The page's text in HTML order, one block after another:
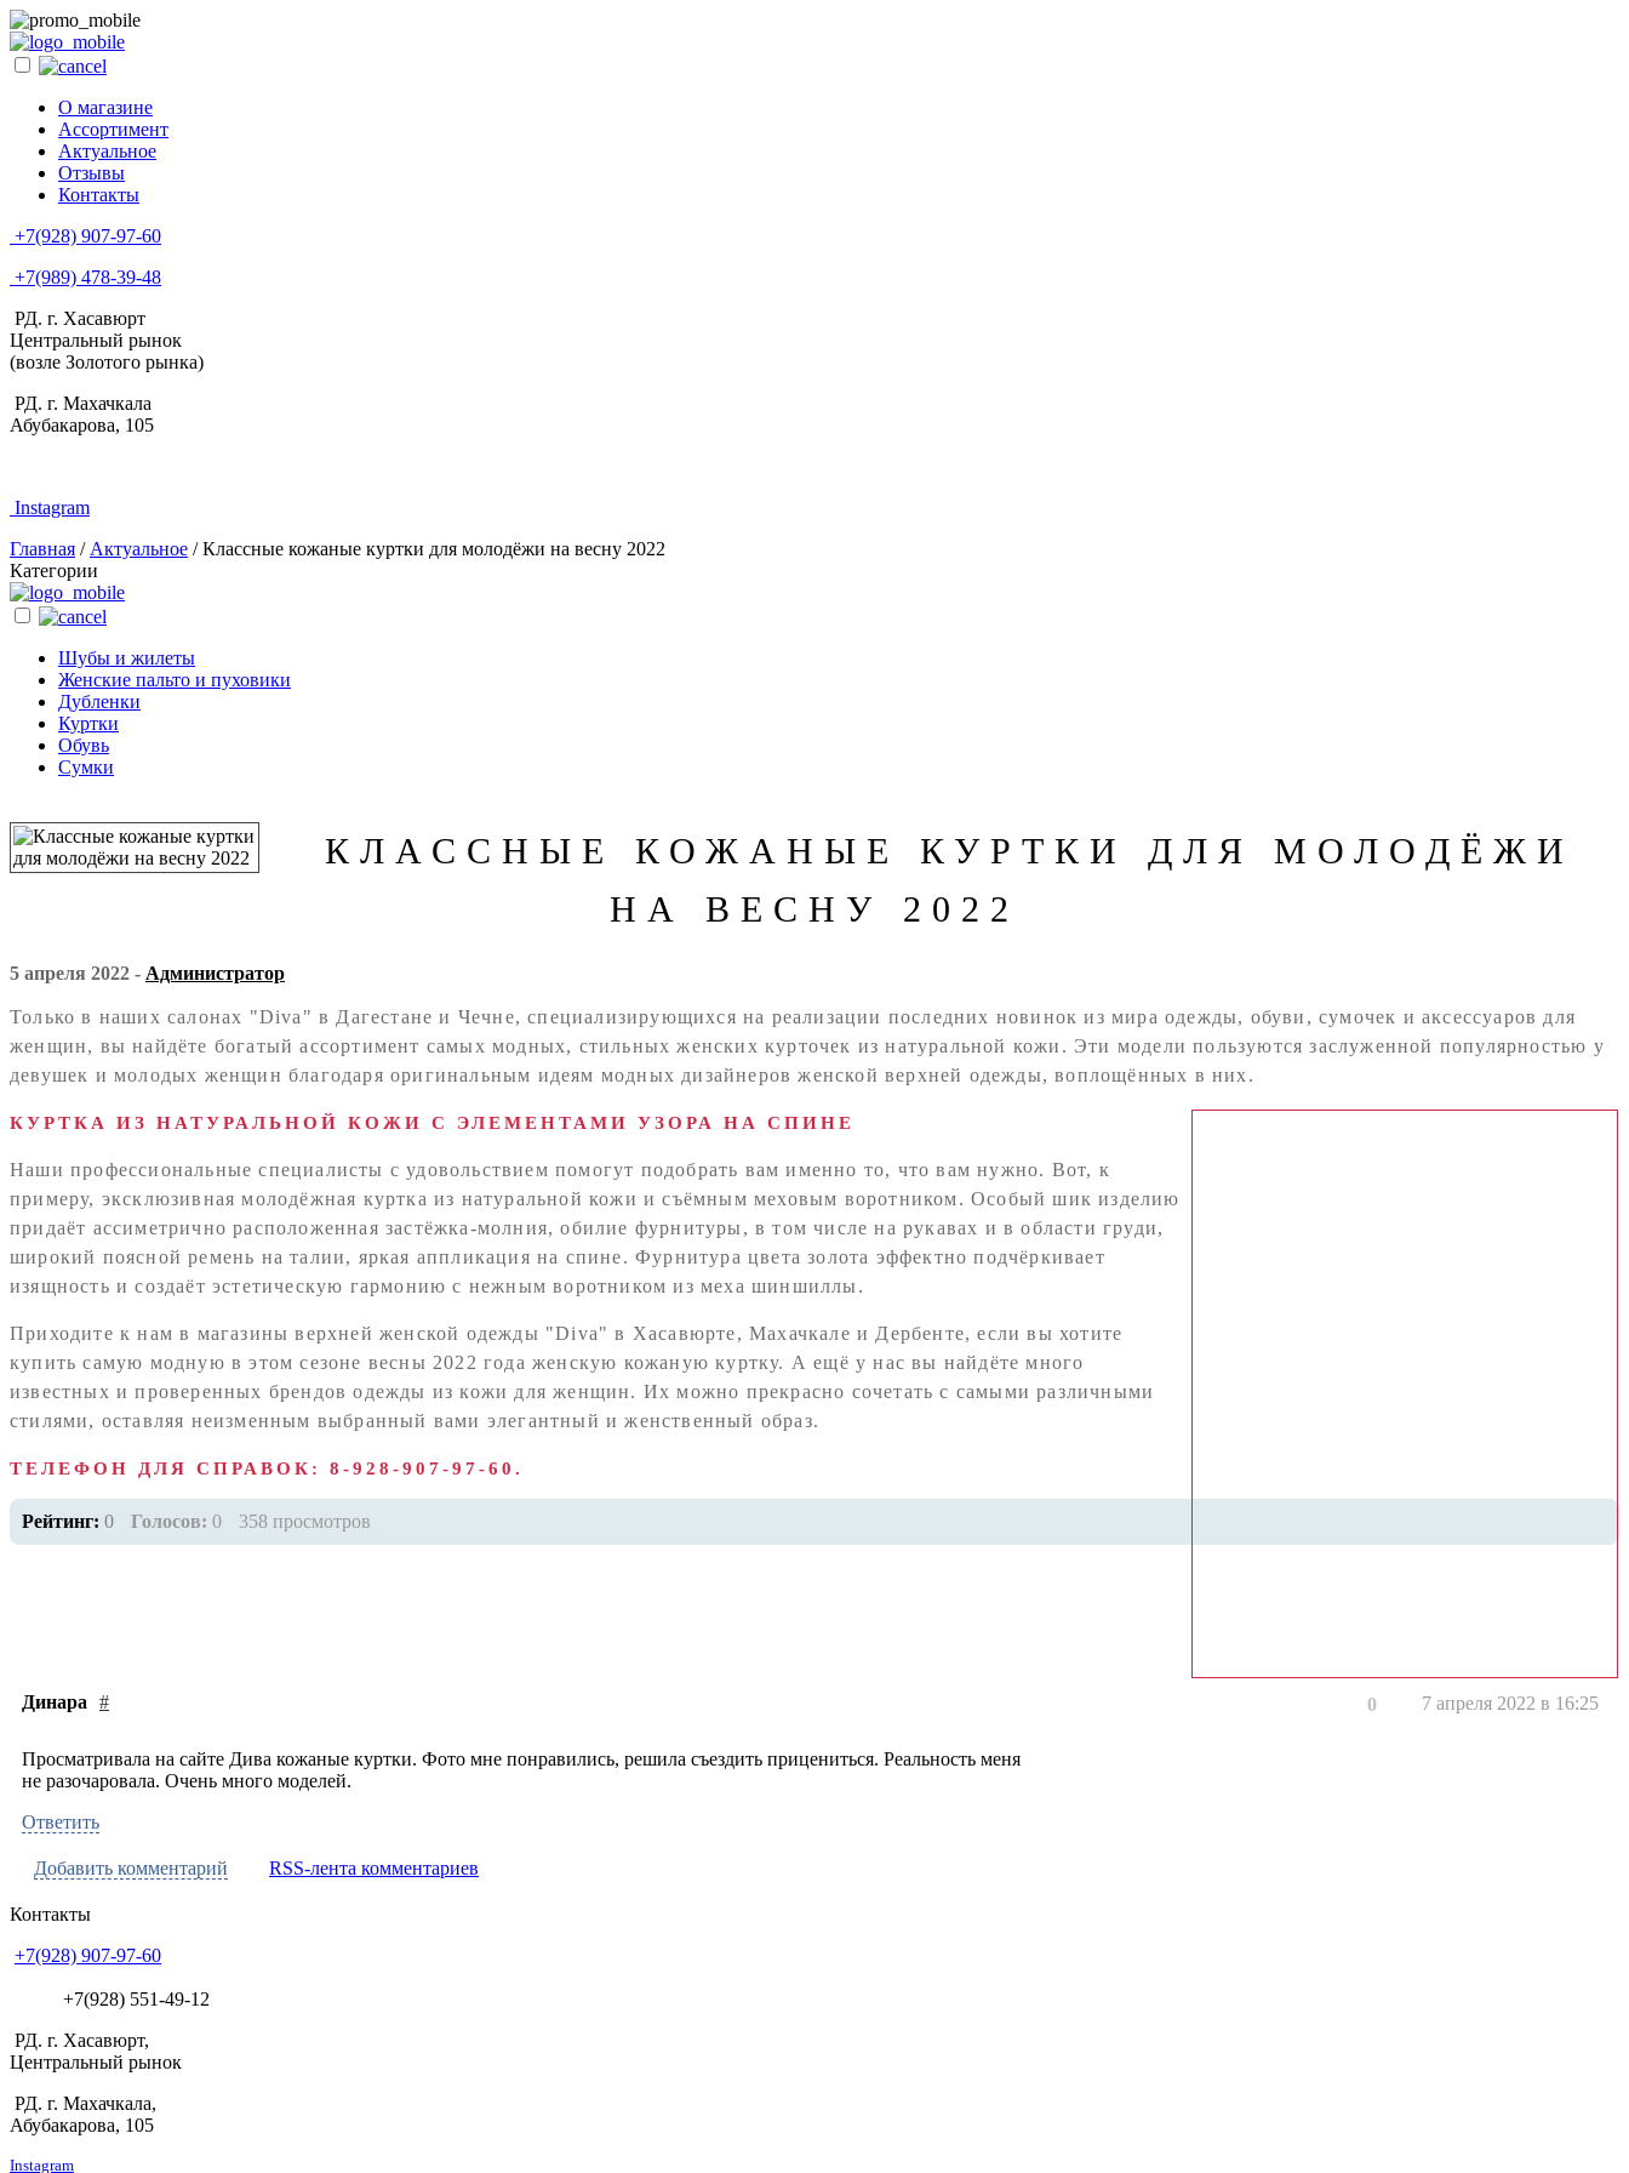
О магазине
Ассортимент
Актуальное
Отзывы
Контакты
+7(928) 907-97-60
+7(989) 478-39-48
РД. г. Хасавюрт
Центральный рынок
(возле Золотого рынка)
РД. г. Махачкала
Абубакарова, 105
Instagram
Главная / Актуальное /Классные кожаные куртки для молодёжи на весну 2022
Категории
Шубы и жилеты
Женские пальто и пуховики
Дубленки
Куртки
Обувь
Сумки
КЛАССНЫЕ КОЖАНЫЕ КУРТКИ ДЛЯ МОЛОДЁЖИ
НА ВЕСНУ 2022
5 апреля 2022 - Администратор
Только в наших салонах "Diva" в Дагестане и Чечне, специализирующихся на реализации последних новинок из мира одежды, обуви, сумочек и аксессуаров для
женщин, вы найдёте богатый ассортимент самых модных, стильных женских курточек из натуральной кожи. Эти модели пользуются заслуженной популярностью у
девушек и молодых женщин благодаря оригинальным идеям модных дизайнеров женской верхней одежды, воплощённых в них.
КУРТКА ИЗ НАТУРАЛЬНОЙ КОЖИ С ЭЛЕМЕНТАМИ УЗОРА НА СПИНЕ
Наши профессиональные специалисты с удовольствием помогут подобрать вам именно то, что вам нужно. Вот, к
примеру, эксклюзивная молодёжная куртка из натуральной кожи и съёмным меховым воротником. Особый шик изделию
придаёт ассиметрично расположенная застёжка-молния, обилие фурнитуры, в том числе на рукавах и в области груди,
широкий поясной ремень на талии, яркая аппликация на спине. Фурнитура цвета золота эффектно подчёркивает
изящность и создаёт эстетическую гармонию с нежным воротником из меха шиншиллы.
Приходите к нам в магазины верхней женской одежды "Diva" в Хасавюрте, Махачкале и Дербенте, если вы хотите
купить самую модную в этом сезоне весны 2022 года женскую кожаную куртку. А ещё у нас вы найдёте много
известных и проверенных брендов одежды из кожи для женщин. Их можно прекрасно сочетать с самыми различными
стилями, оставляя неизменным выбранный вами элегантный и женственный образ.
ТЕЛЕФОН ДЛЯ СПРАВОК: 8-928-907-97-60.
Рейтинг: 0 Голосов: 0 358 просмотров
Динара # 7 апреля 2022 в 16:25
0
Просматривала на сайте Дива кожаные куртки. Фото мне понравились, решила съездить прицениться. Реальность меня
не разочаровала. Очень много моделей.
Ответить
Добавить комментарий RSS-лента комментариев
Контакты
+7(928) 907-97-60
+7(928) 551-49-12
РД. г. Хасавюрт,
Центральный рынок
РД. г. Махачкала,
Абубакарова, 105
Instagram